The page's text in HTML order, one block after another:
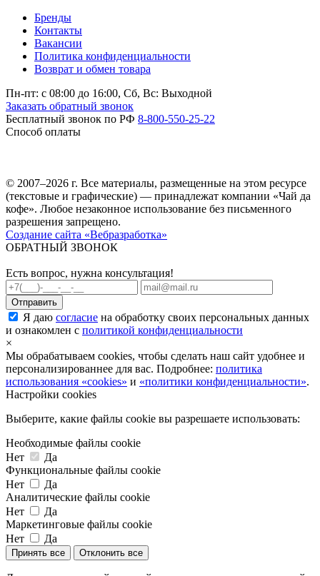
Бренды
Контакты
Вакансии
Политика конфиденциальности
Возврат и обмен товара
Пн-пт: c 08:00 до 16:00, Сб, Вс: Выходной
Заказать обратный звонок
Бесплатный звонок по РФ 8-800-550-25-22
Способ оплаты
© 2007–2026 г. Все материалы, размещенные на этом ресурсе
(текстовые и графические) — принадлежат компании «Чай да
кофе». Любое незаконное использование без письменного
разрешения запрещено.
Создание сайта «Вебразработка»
ОБРАТНЫЙ ЗВОНОК
Есть вопрос, нужна консультация!
Я даю согласие на обработку своих персональных данных
и ознакомлен с политикой конфиденциальности
×
Мы обрабатываем cookies, чтобы сделать наш сайт удобнее и
персонализированнее для вас. Подробнее: политика
использования «cookies» и «политики конфиденциальности».
Настройки cookies
Выберите, какие файлы cookie вы разрешаете использовать:
Необходимые файлы cookie
Нет
Да
Функциональные файлы cookie
Нет
Да
Аналитические файлы cookie
Нет
Да
Маркетинговые файлы cookie
Нет
Да
Принять все Отклонить все